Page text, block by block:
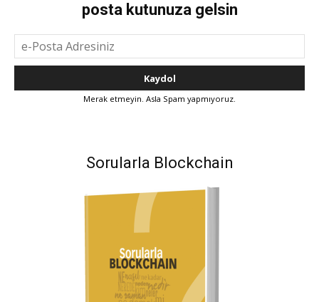
posta kutunuza gelsin
Merak etmeyin. Asla Spam yapmıyoruz.
Sorularla Blockchain